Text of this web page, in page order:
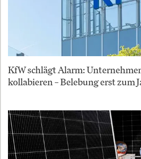
KfW schlägt Alarm:
kollabieren – Belebung erst zum